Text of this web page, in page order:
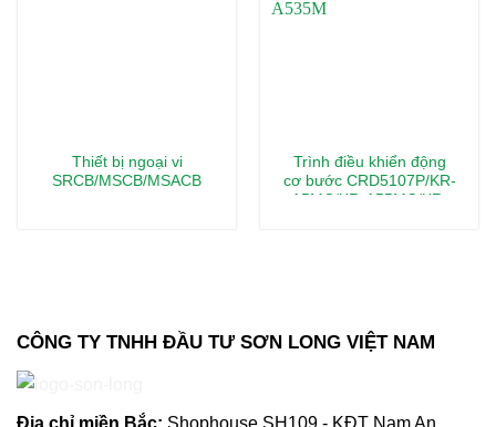
Thiết bị ngoại vi
SRCB/MSCB/MSACB
Trình điều khiển động
cơ bước CRD5107P/KR-
A5MC/KR-A55MC/KR-
CÔNG TY TNHH ĐẦU TƯ SƠN LONG VIỆT NAM
Địa chỉ miền Bắc: Shophouse SH109 - KĐT Nam An